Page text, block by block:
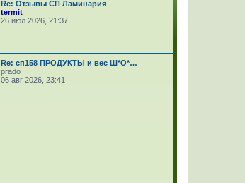
Re: Отзывы СП Ламинария
termit
26 июл 2026, 21:37
Re: сп158 ПРОДУКТЫ и вес Ш*О*…
prado
06 авг 2026, 23:41